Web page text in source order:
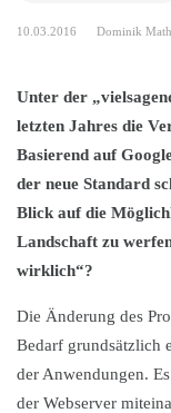
10.03.2016 Dominik
Unter der
letzten Jahres die
Basierend auf
der neue Standard
Blick auf die
Landschaft zu
wirklich“?
Die Änderung des
Bedarf grundsätzlich
der Anwendungen.
der Webserver